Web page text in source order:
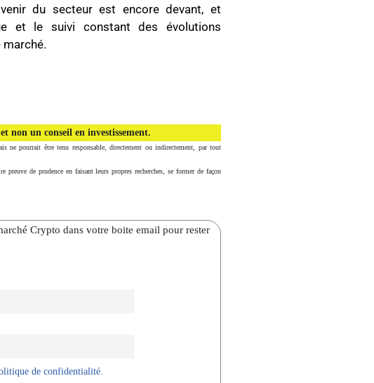
du secteur est encore devant, et
et le suivi constant des évolutions
non un conseil en investissement.
ne pourrait être tenu responsable, directement ou indirectement, par tout
de prudence en faisant leurs propres recherches, se former de façon
Crypto dans votre boite email pour rester
de confidentialité.